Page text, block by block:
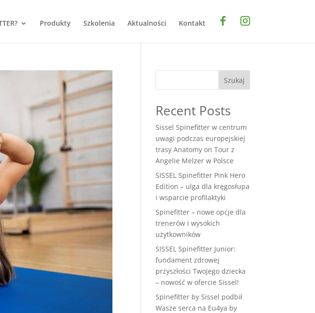
Produkty Szkolenia Aktualności Kontakt
Szukaj
Recent Posts
Sissel Spinefitter w centrum
uwagi podczas europejskiej
trasy Anatomy on Tour z
Angelie Melzer w Polsce
SISSEL Spinefitter Pink Hero
Edition – ulga dla kręgosłupa
i wsparcie profilaktyki
Spinefitter – nowe opcje dla
trenerów i wysokich
użytkowników
SISSEL Spinefitter Junior:
fundament zdrowej
przyszłości Twojego dziecka
– nowość w ofercie Sissel!
Spinefitter by Sissel podbił
Wasze serca na Eu4ya by